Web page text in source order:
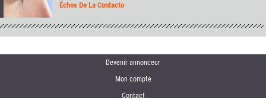
Échos De La Contacto
Devenir annonceur
Mon compte
Contact